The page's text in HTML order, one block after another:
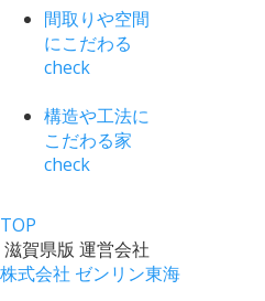
間取りや空間
にこだわる
check
構造や工法に
こだわる家
check
TOP
滋賀県版 運営会社
株式会社 ゼンリン東海